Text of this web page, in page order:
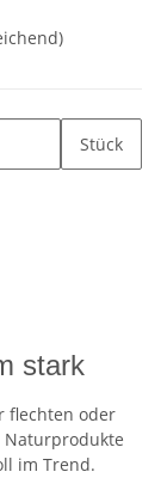
Stück
stark
flechten oder
Naturprodukte
im Trend.